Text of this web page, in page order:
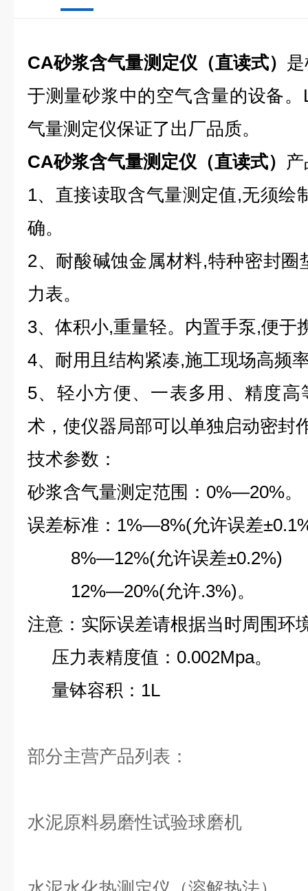
CA砂浆含气量测定仪（直读式）
于测量砂浆中的空气含量的设备
气量测定仪保证了出厂品质。
CA砂浆含气量测定仪（直读式）
1、直接读取含气量测定值,无须绘
确。
2、耐酸碱蚀金属材料,特种密封
力表。
3、体积小,重量轻。内置手泵,便于
4、耐用且结构紧凑,施工现场高频
5、轻小方便、一表多用、精度
术，使仪器局部可以单独启动密封
技术参数：
砂浆含气量测定范围：0%—20%。
误差标准：1%—8%(允许误差
8%—12%(允许误差±0.2%)
12%—20%(允许.3%)。
注意：实际误差请根据当时周围环
压力表精度值：0.002Mpa。
量钵容积：1L
部分主营产品列表：
水泥原料易磨性试验球磨机